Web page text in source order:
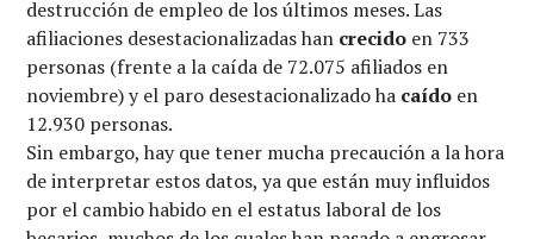
destrucción de empleo de los últimos meses. Las
afiliaciones desestacionalizadas han crecido en 733
personas (frente a la caída de 72.075 afiliados en
noviembre) y el paro desestacionalizado ha caído en
12.930 personas.
Sin embargo, hay que tener mucha precaución a la hora
de interpretar estos datos, ya que están muy influidos
por el cambio habido en el estatus laboral de los